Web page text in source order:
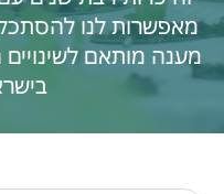
מאפשרות לנו
מענה מותאם